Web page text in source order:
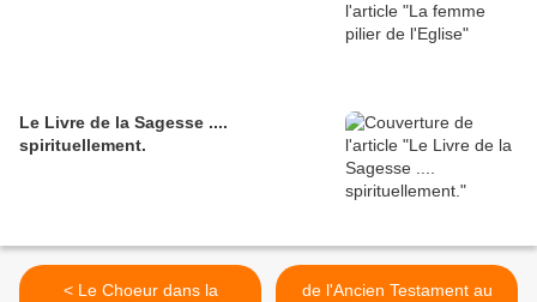
Le Livre de la Sagesse ....
spirituellement.
< Le Choeur dans la
de l'Ancien Testament au